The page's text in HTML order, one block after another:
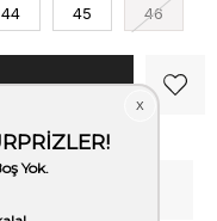
44 45 46